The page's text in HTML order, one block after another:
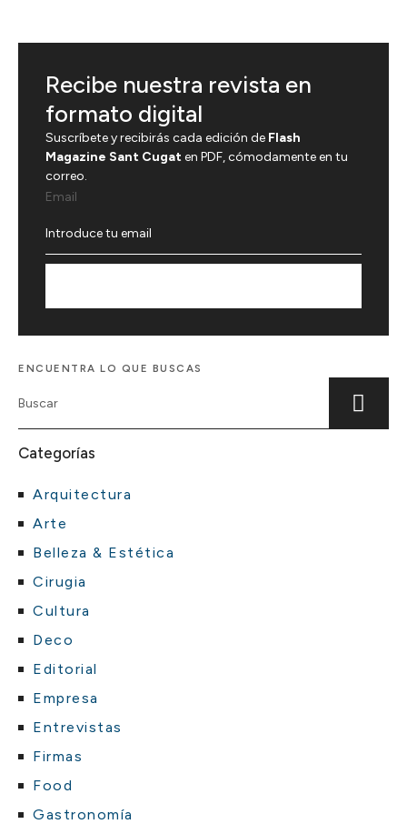
Recibe nuestra revista en
formato digital
Suscríbete y recibirás cada edición de Flash
Magazine Sant Cugaten PDF, cómodamente en tu
correo.
Email
ENCUENTRA LO QUE BUSCAS
Categorías
Arquitectura
Arte
Belleza & Estética
Cirugia
Cultura
Deco
Editorial
Empresa
Entrevistas
Firmas
Food
Gastronomía